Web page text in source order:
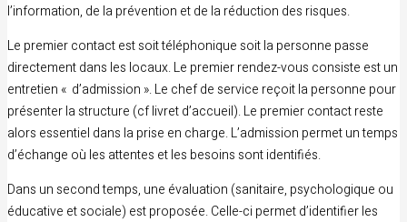
l’information, de la prévention et de la réduction des risques.
Le premier contact est soit téléphonique soit la personne passe
directement dans les locaux. Le premier rendez-vous consiste est un
entretien « d’admission ». Le chef de service reçoit la personne pour
présenter la structure (cf livret d’accueil). Le premier contact reste
alors essentiel dans la prise en charge. L’admission permet un temps
d’échange où les attentes et les besoins sont identifiés.
Dans un second temps, une évaluation (sanitaire, psychologique ou
éducative et sociale) est proposée. Celle-ci permet d’identifier les